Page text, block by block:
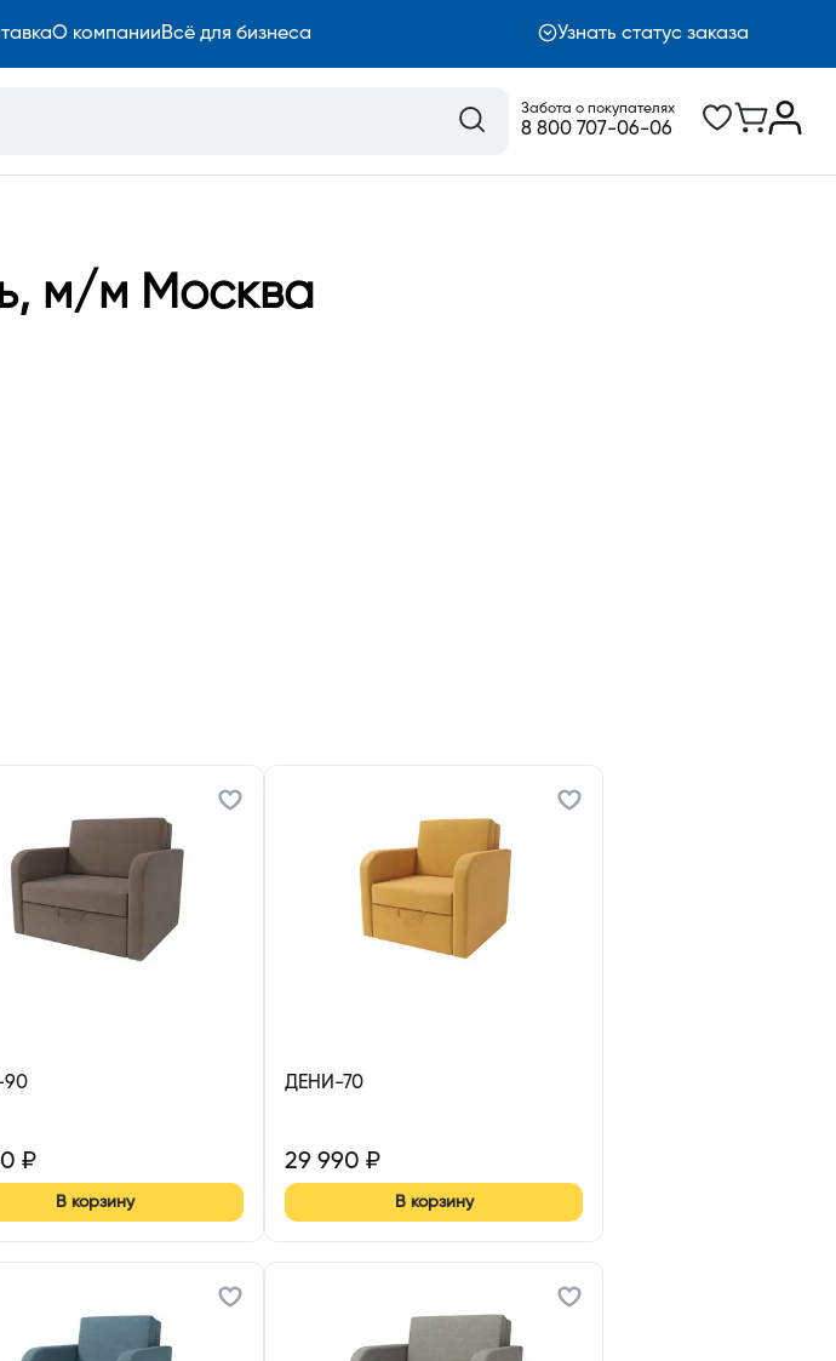
О компанииВсё для бизнеса Узнать статус заказа
Забота о покупателях
8 800 707-06-06
м/м Москва
₽
В корзину
ДЕНИ-70
29 990 ₽
В корзину